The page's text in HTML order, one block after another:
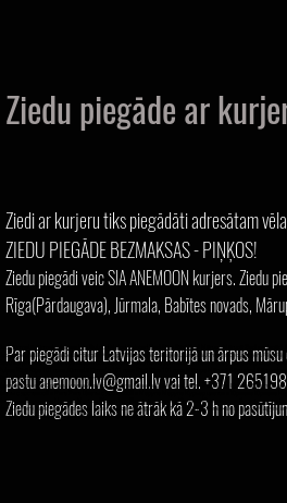
Ziedu piegāde ar
Ziedi ar kurjeru tiks piegādāti adresātam
ZIEDU PIEGĀDE BEZMAKSAS - PIŅĶOS!
Ziedu piegādi veic SIA ANEMOON kurjers. Ziedu
Rīga(Pārdaugava), Jūrmala, Babītes novads,
Par piegādi citur Latvijas teritorijā un ārpus
pastuanemoon.lv@gmail.lvvai tel. +371
Ziedu piegādes laiks ne ātrāk kā 2-3 h no
Ziedi Jūrmalā Jūrmala Jomas iela Bulduri Majori Dzintari Ziedi Rīga Rīgā Ziedi Mārupe Mārupē Ziedi ar piegādi
Ziedi ar piegādi Rīgā Rīga Ziedi ar piegādi Mārupē Mārupe Ziedu kurjers Jūrmalā Jūrmala Ziedu kurjers Rīgā Rīga
Ziedu kurjers Mārupē Mārupe Bloom box Ziedi dzemdību nams Jūrmalā Jūrmala ziedu pušķi Svaigi ziedi
Kāzu florists Jūrmala Jūrmalā līgavas pušķis
Цветы в Юрмале Юрмала улица Йомаса Булдури Майори Дзинтари Цветы Рига Рига Цветы Марупе
Цветы с доставкой в Риге Рига Цветы с доставкой в Марупе Марупе Курьер цветов в Юрмале Юрмала
Цветочный курьер в Марупе Marupe Bloom box Flowers роддом в Юрмале Юрмальские букеты цветов
Цветы в Риге Рижская 101 роза на Юрмальском побережье 101 роза в Риге Рижская 101 роза Марупе
Свадебный флорист Юрмалы в Юрмале букет невесты